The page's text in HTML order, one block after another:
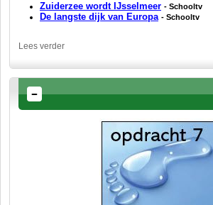
Zuiderzee wordt IJsselmeer - Schooltv
De langste dijk van Europa - Schooltv
Lees verder